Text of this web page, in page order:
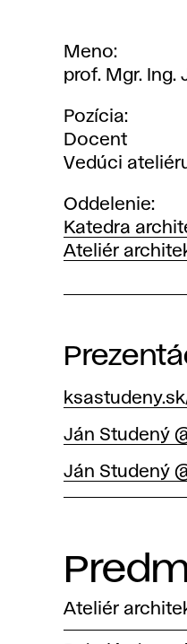
Meno
prof. Mgr. Ing.
Pozícia
Docent
Vedúci
Oddelenie
Katedra
Ateliér
Ján Studený
Ján Studený
Ateliér